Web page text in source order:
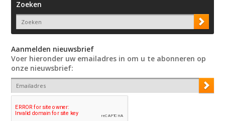
Zoeken
Aanmelden nieuwsbrief
Voer hieronder uw emailadres in om u te abonneren op
onze nieuwsbrief: